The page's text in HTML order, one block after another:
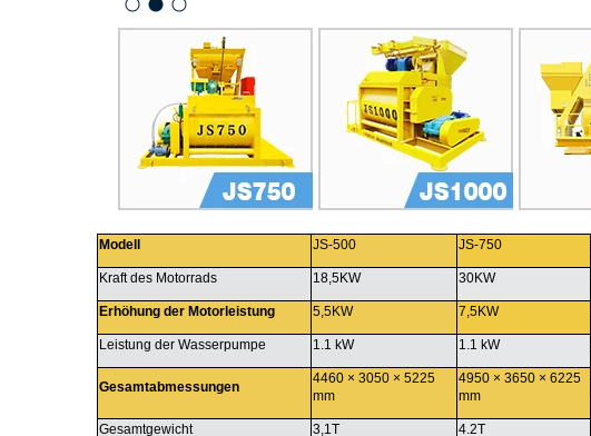
Modell JS-500 JS-750
Kraft des Motorrads 18,5KW 30KW
Erhöhung der Motorleistung 5,5KW 7,5KW
Leistung der Wasserpumpe 1.1 kW 1.1 kW
Gesamtabmessungen
4460 × 3050 × 5225
mm
4950 × 3650 × 6225
mm
Gesamtgewicht 3,1T 4.2T